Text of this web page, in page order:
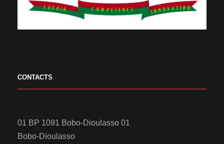
CONTACTS
01 BP 1091 Bobo-Dioulasso 01
Bobo-Dioulasso